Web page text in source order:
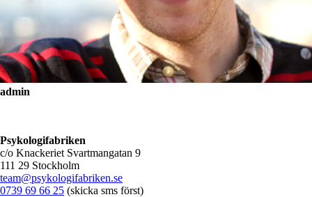
admin
Psykologifabriken
c/o Knackeriet Svartmangatan 9
111 29 Stockholm
team@psykologifabriken.se
0739 69 66 25 (skicka sms först)